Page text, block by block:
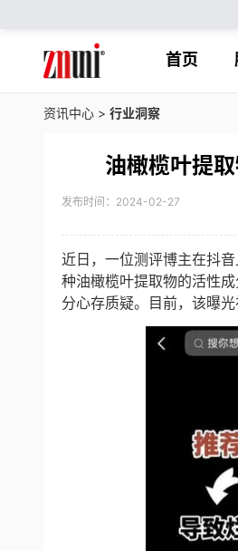
首页
资讯中心 > 行业洞察
油橄榄叶提
发布时间：2024-02-27
近日，一位测评博主在抖
种油橄榄叶提取物的活性
分心存质疑。目前，该曝